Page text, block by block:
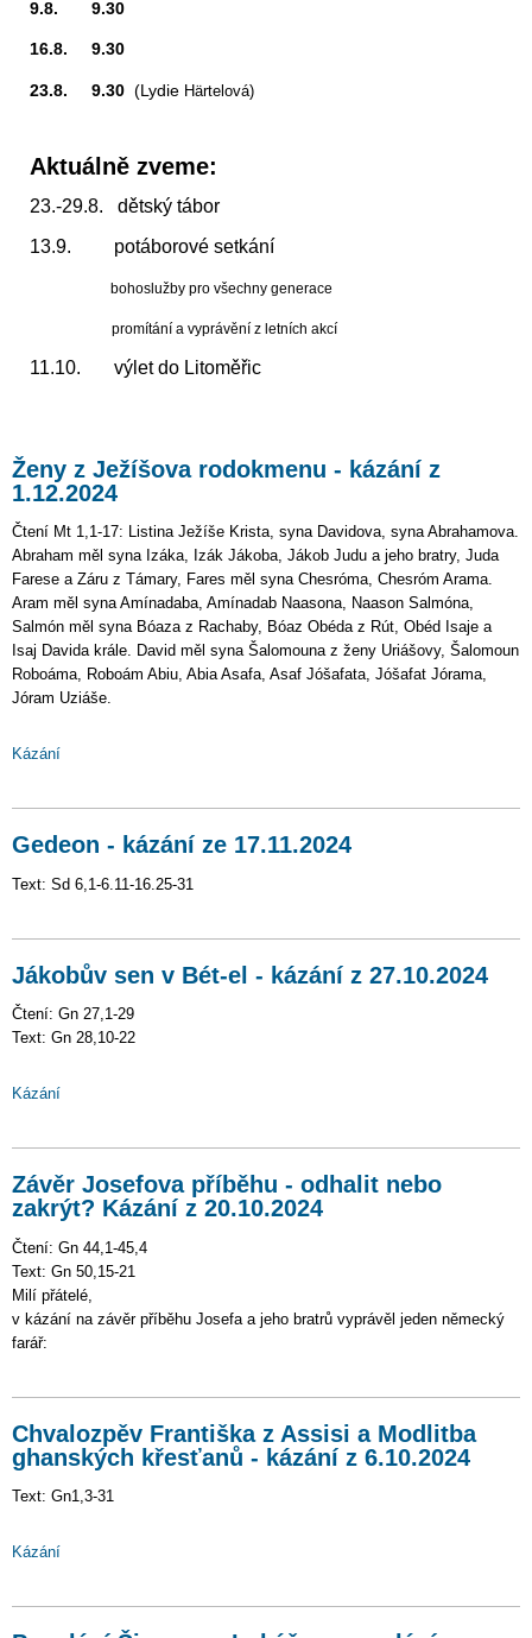
9.8. 9.30
16.8. 9.30
23.8. 9.30 (Lydie Härtelová)
Aktuálně zveme:
23.-29.8. dětský tábor
13.9. potáborové setkání
bohoslužby pro všechny generace
promítání a vyprávění z letních akcí
11.10. výlet do Litoměřic
Ženy z Ježíšova rodokmenu - kázání z
1.12.2024
Čtení Mt 1,1-17: Listina Ježíše Krista, syna Davidova, syna Abrahamova.
Abraham měl syna Izáka, Izák Jákoba, Jákob Judu a jeho bratry, Juda
Farese a Záru z Támary, Fares měl syna Chesróma, Chesróm Arama.
Aram měl syna Amínadaba, Amínadab Naasona, Naason Salmóna,
Salmón měl syna Bóaza z Rachaby, Bóaz Obéda z Rút, Obéd Isaje a
Isaj Davida krále. David měl syna Šalomouna z ženy Uriášovy, Šalomoun
Roboáma, Roboám Abiu, Abia Asafa, Asaf Jóšafata, Jóšafat Jórama,
Jóram Uziáše.
Kázání
Gedeon - kázání ze 17.11.2024
Text: Sd 6,1-6.11-16.25-31
Jákobův sen v Bét-el - kázání z 27.10.2024
Čtení: Gn 27,1-29
Text: Gn 28,10-22
Kázání
Závěr Josefova příběhu - odhalit nebo
zakrýt? Kázání z 20.10.2024
Čtení: Gn 44,1-45,4
Text: Gn 50,15-21
Milí přátelé,
v kázání na závěr příběhu Josefa a jeho bratrů vyprávěl jeden německý
farář:
Chvalozpěv Františka z Assisi a Modlitba
ghanských křesťanů - kázání z 6.10.2024
Text: Gn1,3-31
Kázání